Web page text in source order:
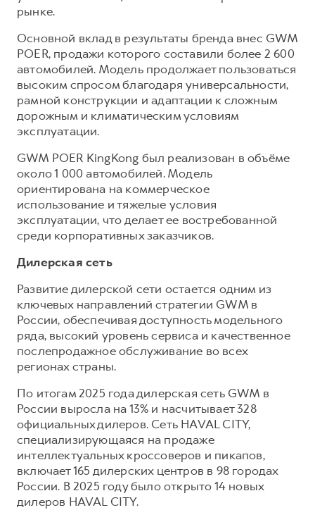
рынке.
Основной вклад в результаты бренда внес GWM
POER, продажи которого составили более 2 600
автомобилей. Модель продолжает пользоваться
высоким спросом благодаря универсальности,
рамной конструкции и адаптации к сложным
дорожным и климатическим условиям
эксплуатации.
GWM POER KingKong был реализован в объёме
около 1 000 автомобилей. Модель
ориентирована на коммерческое
использование и тяжелые условия
эксплуатации, что делает ее востребованной
среди корпоративных заказчиков.
Дилерская сеть
Развитие дилерской сети остается одним из
ключевых направлений стратегии GWM в
России, обеспечивая доступность модельного
ряда, высокий уровень сервиса и качественное
послепродажное обслуживание во всех
регионах страны.
По итогам 2025 года дилерская сеть GWM в
России выросла на 13% и насчитывает 328
официальных дилеров. Сеть HAVAL CITY,
специализирующаяся на продаже
интеллектуальных кроссоверов и пикапов,
включает 165 дилерских центров в 98 городах
России. В 2025 году было открыто 14 новых
дилеров HAVAL CITY.